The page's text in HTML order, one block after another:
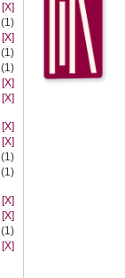
[X]
(1)
[X]
(1)
(1)
[X]
[X]
[X]
[X]
(1)
(1)
[X]
[X]
(1)
[X]